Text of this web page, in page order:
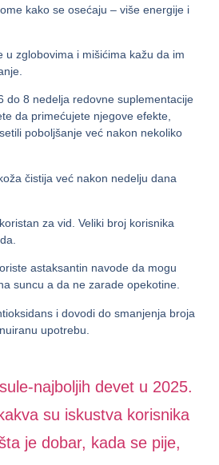
kako se osećaju – više energije i
u zglobovima i mišićima kažu da im
do 8 nedelja redovne suplementacije
da primećujete njegove efekte,
poboljšanje već nakon nekoliko
čistija već nakon nedelju dana
za vid. Veliki broj korisnika
astaksantin navode da mogu
suncu a da ne zarade opekotine.
i dovodi do smanjenja broja
upotrebu.
najboljih devet u 2025.
su iskustva korisnika
je dobar, kada se pije,